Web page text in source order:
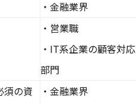
・金融業界
・営業職
・IT系企業の顧客対応
部門
須の資
・金融業界